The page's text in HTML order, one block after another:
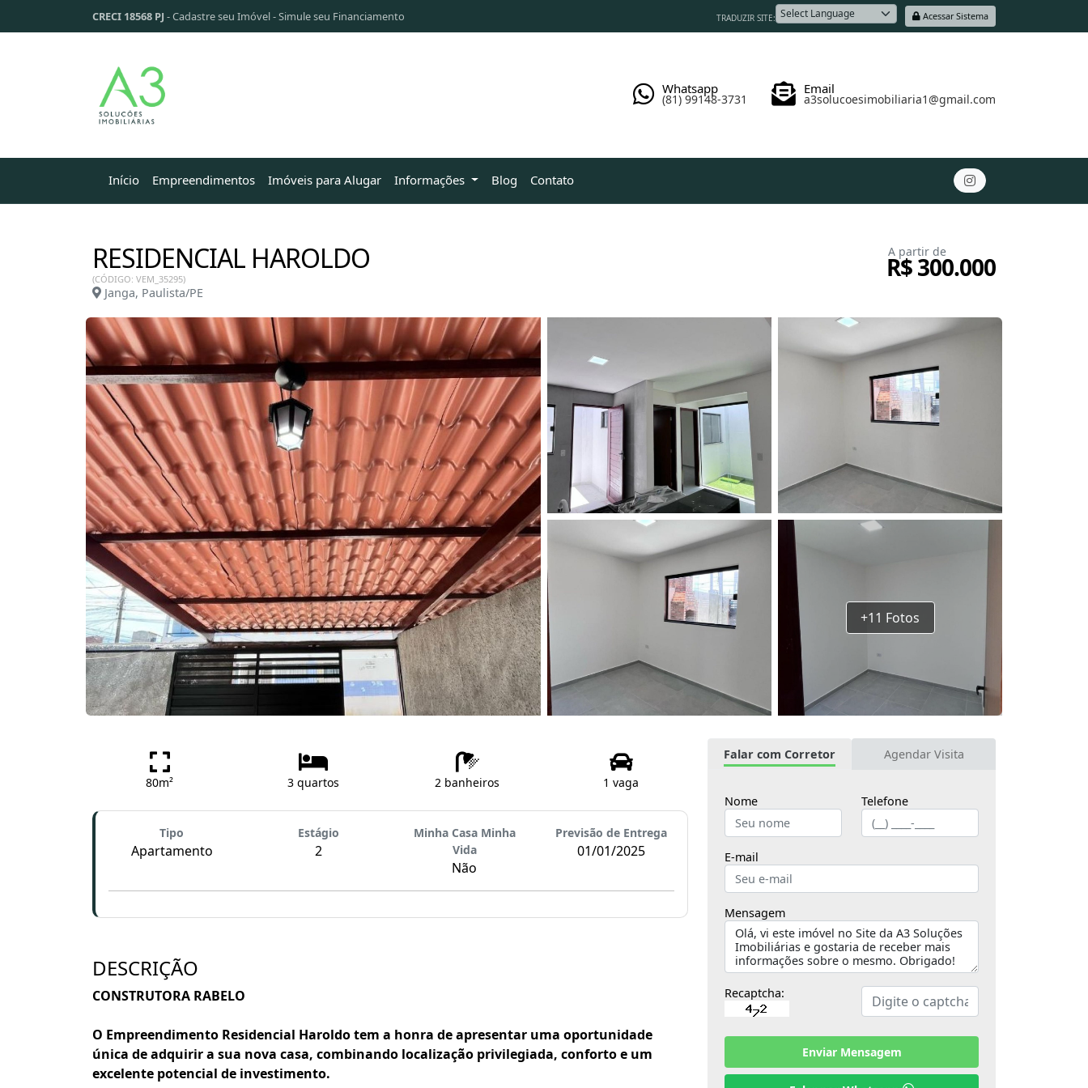
CRECI 18568 PJ -Cadastre seu Imóvel-Simule seu Financiamento Acessar Sistema
TRADUZIR SITE:
Email
a3solucoesimobiliaria1@gmail.com
Whatsapp
(81) 99148-3731
Início Empreendimentos Imóveis para Alugar Informações Blog Contato
RESIDENCIAL HAROLDO
(CÓDIGO: VEM_35295)
Janga, Paulista/PE
A partir de
R$ 300.000
+11 Fotos
80m² 3 quartos 2 banheiros 1 vaga
Tipo
Apartamento
Estágio
2
Minha Casa Minha
Vida
Não
Previsão de Entrega
01/01/2025
DESCRIÇÃO
CONSTRUTORA RABELO
O Empreendimento Residencial Haroldo tem a honra de apresentar uma oportunidade
única de adquirir a sua nova casa, combinando localização privilegiada, conforto e um
excelente potencial de investimento.
Falar com Corretor Agendar Visita
Nome Telefone
E-mail
Mensagem
Recaptcha:
Enviar Mensagem